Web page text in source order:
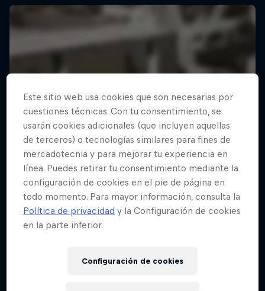
Este sitio web usa cookies que son necesarias por
cuestiones técnicas. Con tu consentimiento, se
usarán cookies adicionales (que incluyen aquellas
de terceros) o tecnologías similares para fines de
mercadotecnia y para mejorar tu experiencia en
línea. Puedes retirar tu consentimiento mediante la
configuración de cookies en el pie de página en
todo momento. Para mayor información, consulta la
Política de privacidad y la Configuración de cookies
en la parte inferior.
Configuración de cookies